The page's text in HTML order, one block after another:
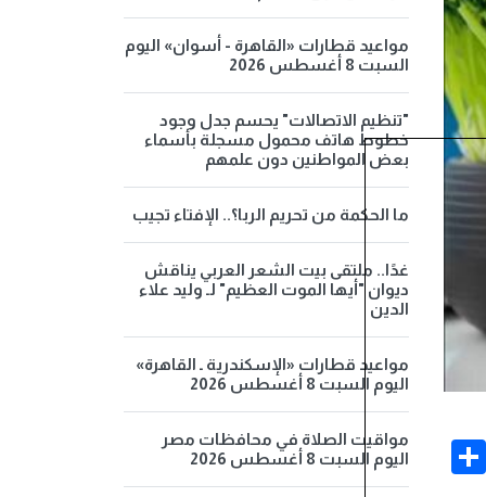
Share
مواعيد قطارات «القاهرة - أسوان» اليوم
السبت 8 أغسطس 2026
"تنظيم الاتصالات" يحسم جدل وجود
خطوط هاتف محمول مسجلة بأسماء
بعض المواطنين دون علمهم
ما الحكمة من تحريم الربا؟.. الإفتاء تجيب
غدًا.. ملتقى بيت الشعر العربي يناقش
ديوان "أيها الموت العظيم" لـ وليد علاء
الدين
مواعيد قطارات «الإسكندرية ـ القاهرة»
اليوم السبت 8 أغسطس 2026
مواقيت الصلاة في محافظات مصر
اليوم السبت 8 أغسطس 2026